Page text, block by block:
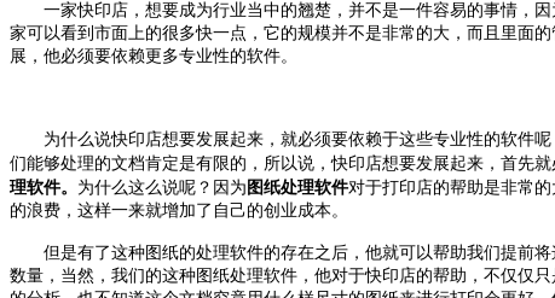
一家快印店，想要成为行业当中的翘楚，并不是一件容易的事情，
家可以看到市面上的很多快一点，它的规模并不是非常的大，而且里面
展，他必须要依赖更多专业性的软件。
为什么说快印店想要发展起来，就必须要依赖于这些专业性的软件
们能够处理的文档肯定是有限的，所以说，快印店想要发展起来，首先
理软件。 为什么这么说呢？因为 图纸处理软件对于打印店的帮助是非常
的浪费，这样一来就增加了自己的创业成本。
但是有了这种图纸的处理软件的存在之后，他就可以帮助我们提前
数量，当然，我们的这种图纸处理软件，他对于快印店的帮助，不仅仅